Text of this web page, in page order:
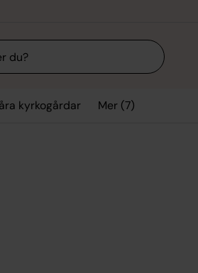
kyrkogårdar Mer (7)